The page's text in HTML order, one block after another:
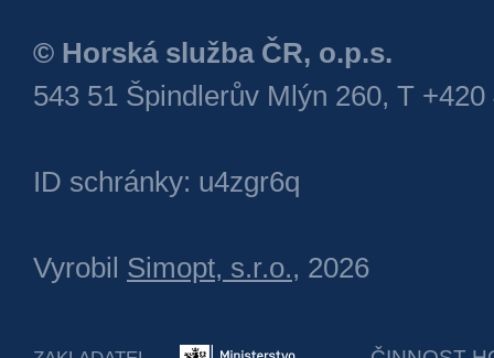
© Horská služba ČR, o.p.s.
543 51 Špindlerův Mlýn 260, T +420
ID schránky: u4zgr6q
Vyrobil Simopt, s.r.o., 2026